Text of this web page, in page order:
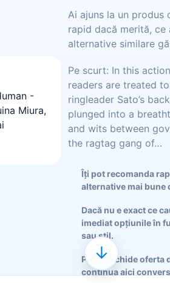
Ai ajuns la un produs
rapid dacă merită, ce
alternative similare
Pe scurt: In this
readers are treated
ringleader Sato’s
plunged into a
and wits between
the ragtag gang of…
Îți pot recomanda
alternative mai bune
Dacă nu e exact ce
imediat opțiunile în
sau stil.
Poți deschide oferta
continua aici
↓